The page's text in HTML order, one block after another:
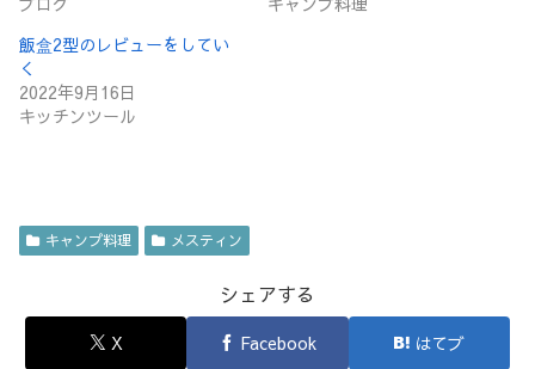
飯盒2型のレビューをしてい
く
2022年9月16日
キッチンツール
キャンプ料理 メスティン
シェアする
X Facebook はてブ